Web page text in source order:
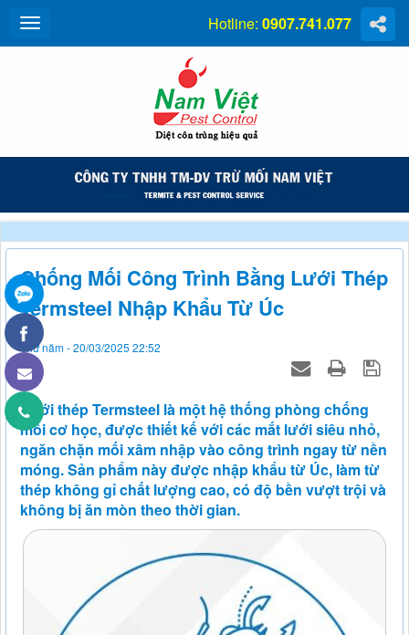
Hotline: 0907.741.077
Chống Mối Công Trình Bằng Lưới Thép
Termsteel Nhập Khẩu Từ Úc
Thứ năm - 20/03/2025 22:52
Lưới thép Termsteel là một hệ thống phòng chống
mối cơ học, được thiết kế với các mắt lưới siêu nhỏ,
ngăn chặn mối xâm nhập vào công trình ngay từ nền
móng. Sản phẩm này được nhập khẩu từ Úc, làm từ
thép không gỉ chất lượng cao, có độ bền vượt trội và
không bị ăn mòn theo thời gian.